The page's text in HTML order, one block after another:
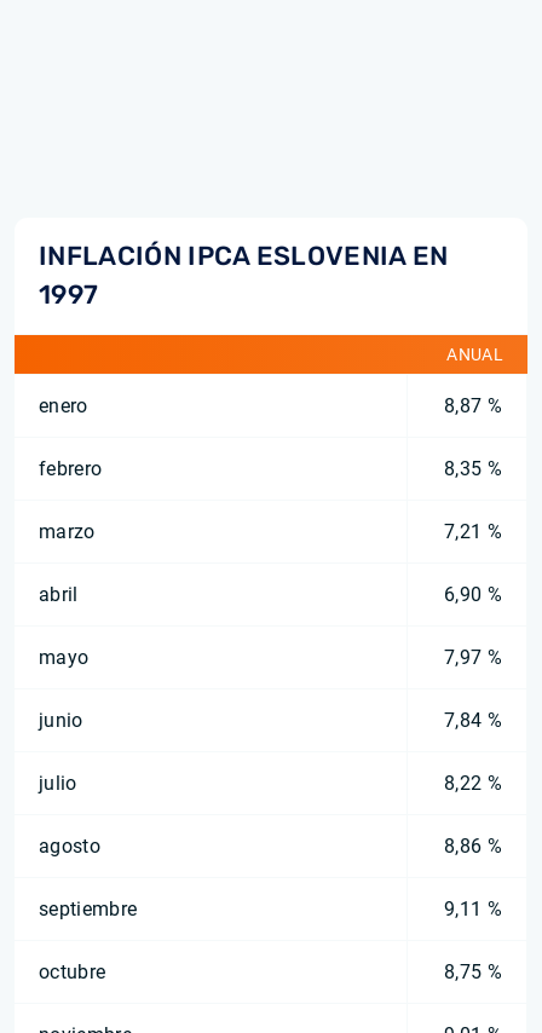
INFLACIÓN IPCA ESLOVENIA EN
1997
ANUAL
enero 8,87 %
febrero 8,35 %
marzo 7,21 %
abril 6,90 %
mayo 7,97 %
junio 7,84 %
julio 8,22 %
agosto 8,86 %
septiembre 9,11 %
octubre 8,75 %